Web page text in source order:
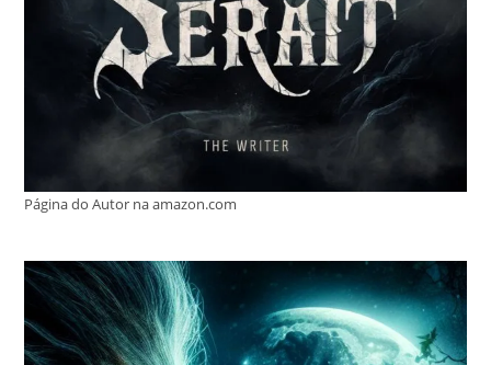
Página do Autor na amazon.com